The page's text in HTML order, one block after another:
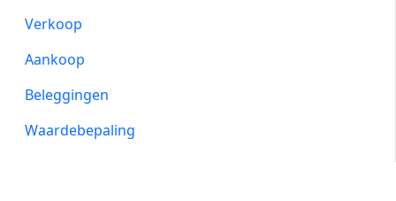
Verkoop
Aankoop
Beleggingen
Waardebepaling